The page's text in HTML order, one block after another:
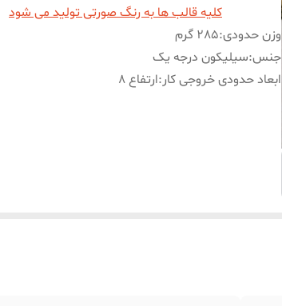
کلیه قالب ها به رنگ صورتی تولید می شود
وزن حدودی:285 گرم
جنس:سیلیکون درجه یک
ابعاد حدودی خروجی کار:ارتفاع 8